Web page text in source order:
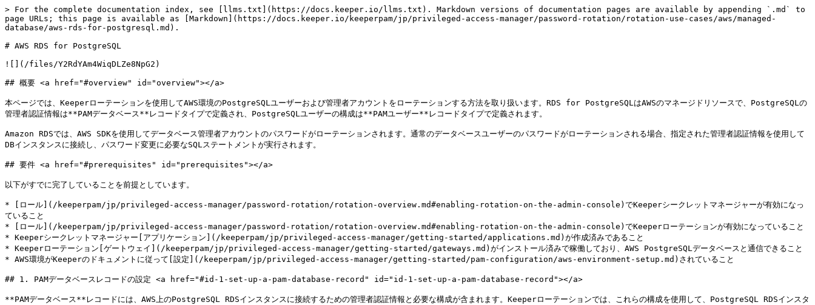
> For the complete documentation index, see [llms.txt](https://docs.keeper.io/llms.txt). Markdown versions of documentation pages are available by appending `.md` to
page URLs; this page is available as [Markdown](https://docs.keeper.io/keeperpam/jp/privileged-access-manager/password-rotation/rotation-use-cases/aws/managed-
database/aws-rds-for-postgresql.md).
# AWS RDS for PostgreSQL
![](/files/Y2RdYAm4WiqDLZe8NpG2)
## 概要 <a href="#overview" id="overview"></a>
本ページでは、Keeperローテーションを使用してAWS環境のPostgreSQLユーザーおよび管理者アカウントをローテーションする方法を取り扱います。RDS for PostgreSQLはAWSのマネージドリソースで、PostgreSQLの
管理者認証情報は**PAMデータベース**レコードタイプで定義され、PostgreSQLユーザーの構成は**PAMユーザー**レコードタイプで定義されます。
Amazon RDSでは、AWS SDKを使用してデータベース管理者アカウントのパスワードがローテーションされます。通常のデータベースユーザーのパスワードがローテーションされる場合、指定された管理者認証情報を使用して
DBインスタンスに接続し、パスワード変更に必要なSQLステートメントが実行されます。
## 要件 <a href="#prerequisites" id="prerequisites"></a>
以下がすでに完了していることを前提としています。
* [ロール](/keeperpam/jp/privileged-access-manager/password-rotation/rotation-overview.md#enabling-rotation-on-the-admin-console)でKeeperシークレットマネージャーが有効になっ
ていること
* [ロール](/keeperpam/jp/privileged-access-manager/password-rotation/rotation-overview.md#enabling-rotation-on-the-admin-console)でKeeperローテーションが有効になっていること
* Keeperシークレットマネージャー[アプリケーション](/keeperpam/jp/privileged-access-manager/getting-started/applications.md)が作成済みであること
* Keeperローテーション[ゲートウェイ](/keeperpam/jp/privileged-access-manager/getting-started/gateways.md)がインストール済みで稼働しており、AWS PostgreSQLデータベースと通信できること
* AWS環境がKeeperのドキュメントに従って[設定](/keeperpam/jp/privileged-access-manager/getting-started/pam-configuration/aws-environment-setup.md)されていること
## 1. PAMデータベースレコードの設定 <a href="#id-1-set-up-a-pam-database-record" id="id-1-set-up-a-pam-database-record"></a>
**PAMデータベース**レコードには、AWS上のPostgreSQL RDSインスタンスに接続するための管理者認証情報と必要な構成が含まれます。Keeperローテーションでは、これらの構成を使用して、PostgreSQL RDSインスタ